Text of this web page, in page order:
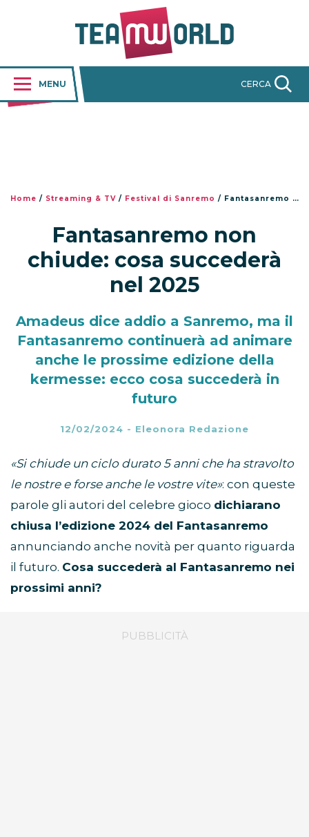
MENU CERCA
Home / Streaming & TV / Festival di Sanremo / Fantasanremo non chiude: cosa succederà nel 2025
Fantasanremo non
chiude: cosa succederà
nel 2025
Amadeus dice addio a Sanremo, ma il
Fantasanremo continuerà ad animare
anche le prossime edizione della
kermesse: ecco cosa succederà in
futuro
12/02/2024 - Eleonora Redazione
«Si chiude un ciclo durato 5 anni che ha stravolto
le nostre e forse anche le vostre vite»: con queste
parole gli autori del celebre gioco dichiarano
chiusa l’edizione 2024 del Fantasanremo
annunciando anche novità per quanto riguarda
il futuro. Cosa succederà al Fantasanremo nei
prossimi anni?